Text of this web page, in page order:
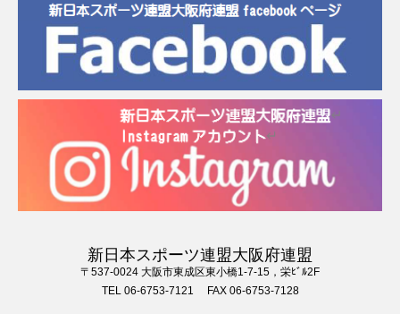
新日本スポーツ連盟大阪府連盟
〒537-0024 大阪市東成区東小橋1-7-15，栄ﾋﾞﾙ2F
TEL 06-6753-7121 FAX 06-6753-7128